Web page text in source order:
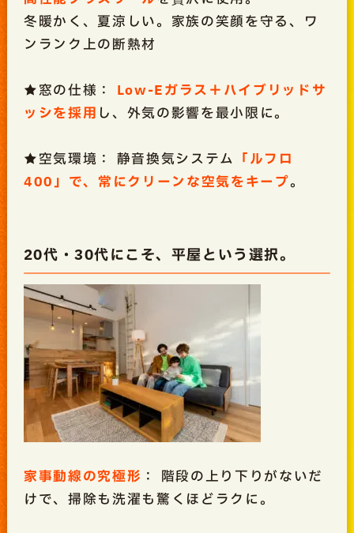
冬暖かく、夏涼しい。家族の笑顔を守る、ワ
ンランク上の断熱材
★窓の仕様： Low-Eガラス＋ハイブリッドサ
ッシを採用 し、外気の影響を最小限に。
★空気環境： 静音換気システム 「ルフロ
400」で、常にクリーンな空気をキープ。
20代・30代にこそ、平屋という選択。
家事動線の究極形 ： 階段の上り下りがないだ
けで、掃除も洗濯も驚くほどラクに。